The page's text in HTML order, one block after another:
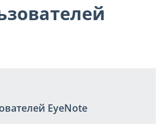
EyeNote